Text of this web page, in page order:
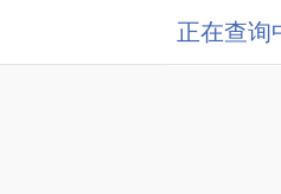
正在查询